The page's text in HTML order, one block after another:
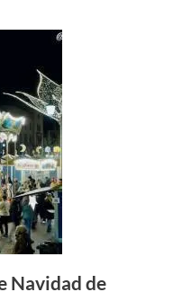
Navidad de